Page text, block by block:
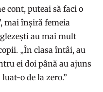
cont, puteai să faci o
mai înșiră femeia
au mai mult
„În clasa întâi, au
ei doi până au ajuns
o de la zero.”